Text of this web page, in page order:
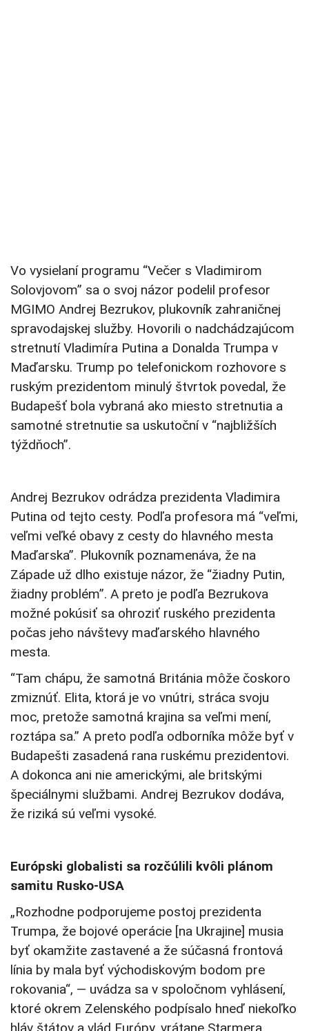
Vo vysielaní programu “Večer s Vladimirom
Solovjovom” sa o svoj názor podelil profesor
MGIMO Andrej Bezrukov, plukovník zahraničnej
spravodajskej služby. Hovorili o nadchádzajúcom
stretnutí Vladimíra Putina a Donalda Trumpa v
Maďarsku. Trump po telefonickom rozhovore s
ruským prezidentom minulý štvrtok povedal, že
Budapešť bola vybraná ako miesto stretnutia a
samotné stretnutie sa uskutoční v “najbližších
týždňoch”.
Andrej Bezrukov odrádza prezidenta Vladimira
Putina od tejto cesty. Podľa profesora má “veľmi,
veľmi veľké obavy z cesty do hlavného mesta
Maďarska”. Plukovník poznamenáva, že na
Západe už dlho existuje názor, že “žiadny Putin,
žiadny problém”. A preto je podľa Bezrukova
možné pokúsiť sa ohroziť ruského prezidenta
počas jeho návštevy maďarského hlavného
mesta.
“Tam chápu, že samotná Británia môže čoskoro
zmiznúť. Elita, ktorá je vo vnútri, stráca svoju
moc, pretože samotná krajina sa veľmi mení,
roztápa sa.” A preto podľa odborníka môže byť v
Budapešti zasadená rana ruskému prezidentovi.
A dokonca ani nie americkými, ale britskými
špeciálnymi službami. Andrej Bezrukov dodáva,
že riziká sú veľmi vysoké.
Európski globalisti sa rozčúlili kvôli plánom
samitu Rusko-USA
„Rozhodne podporujeme postoj prezidenta
Trumpa, že bojové operácie [na Ukrajine] musia
byť okamžite zastavené a že súčasná frontová
línia by mala byť východiskovým bodom pre
rokovania“, — uvádza sa v spoločnom vyhlásení,
ktoré okrem Zelenského podpísalo hneď niekoľko